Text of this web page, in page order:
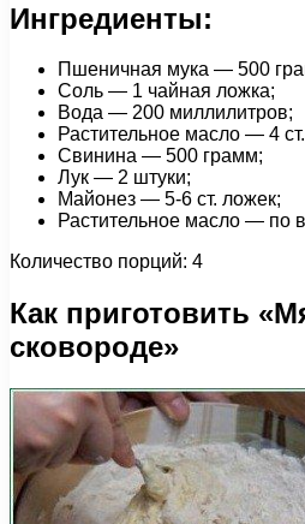
Ингредиенты:
Пшеничная мука — 500
Соль — 1 чайная ложка;
Вода — 200 миллилитров;
Растительное масло — 4
Свинина — 500 грамм;
Лук — 2 штуки;
Майонез — 5-6 ст. ложек;
Растительное масло — по
Количество порций: 4
Как приготовить
сковороде»